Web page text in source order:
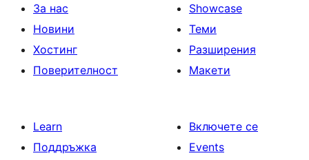
За нас
Новини
Хостинг
Поверителност
Showcase
Теми
Разширения
Макети
Learn
Поддръжка
Включете се
Events